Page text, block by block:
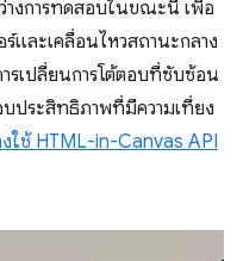
งการทดสอบในขณะนี้ เพื่อ
ร์และเคลื่อนไหวสถานะกลาง
รเปลี่ยนการโต้ตอบที่ซับซ้อน
บประสิทธิภาพที่มีความเที่ยง
ใช้ HTML-in-Canvas API